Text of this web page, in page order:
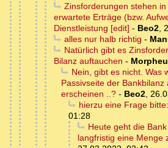
Zinsforderungen stehen
erwartete Erträge (bzw.
Dienstleistung [edit] - Beo2,
alles nur halb richtig -
Natürlich gibt es
Bilanz auftauchen -
Nein, gibt es nicht. Was
Passivseite der Bankbilanz
erscheinen ..? - Beo2,
hierzu eine Frage bitte:
01:28
Heute geht die
langfristig eine Menge